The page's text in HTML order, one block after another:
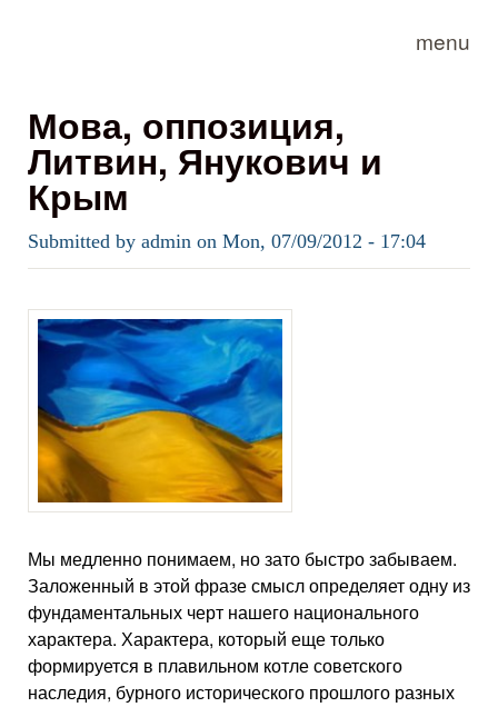
menu
Мова, оппозиция,
Литвин, Янукович и
Крым
Submitted by admin on Mon, 07/09/2012 - 17:04
Мы медленно понимаем, но зато быстро забываем.
Заложенный в этой фразе смысл определяет одну из
фундаментальных черт нашего национального
характера. Характера, который еще только
формируется в плавильном котле советского
наследия, бурного исторического прошлого разных